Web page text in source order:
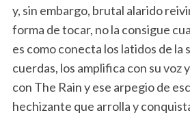
y, sin embargo, brutal alarido
forma de tocar, no la consigue
es como conecta los latidos de la
cuerdas, los amplifica con su voz
con The Rain y ese arpegio de
hechizante que arrolla y